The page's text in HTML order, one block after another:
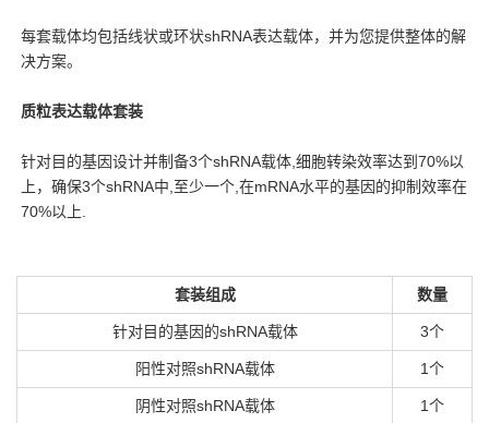
每套载体均包括线状或环状shRNA表达载体，并为您提供整体的解
决方案。
质粒表达载体套装
针对目的基因设计并制备3个shRNA载体,细胞转染效率达到70%以
上，确保3个shRNA中,至少一个,在mRNA水平的基因的抑制效率在
70%以上.
套装组成 数量
针对目的基因的shRNA载体 3个
阳性对照shRNA载体 1个
阴性对照shRNA载体 1个